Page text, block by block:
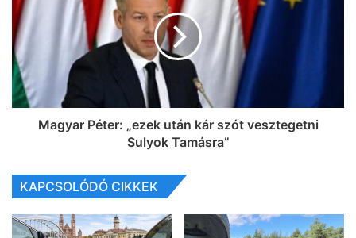
Magyar Péter: „ezek után kár szót vesztegetni
Sulyok Tamásra”
KAPCSOLÓDÓ CIKKEK